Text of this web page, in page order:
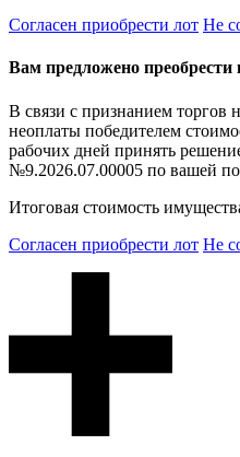
Согласен приобрести лот Не
Вам предложено
В связи с признанием торгов
неоплаты победителем
рабочих дней принять
№9.2026.07.00005 по вашей
Итоговая стоимость
Согласен приобрести лот Не